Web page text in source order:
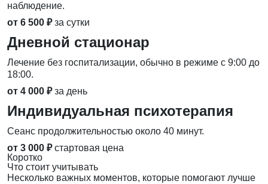
наблюдение.
от 6 500 ₽ за сутки
Дневной стационар
Лечение без госпитализации, обычно в режиме с 9:00 до
18:00.
от 4 000 ₽ за день
Индивидуальная психотерапия
Сеанс продолжительностью около 40 минут.
от 3 000 ₽ стартовая цена
Коротко
Что стоит учитывать
Несколько важных моментов, которые помогают лучше